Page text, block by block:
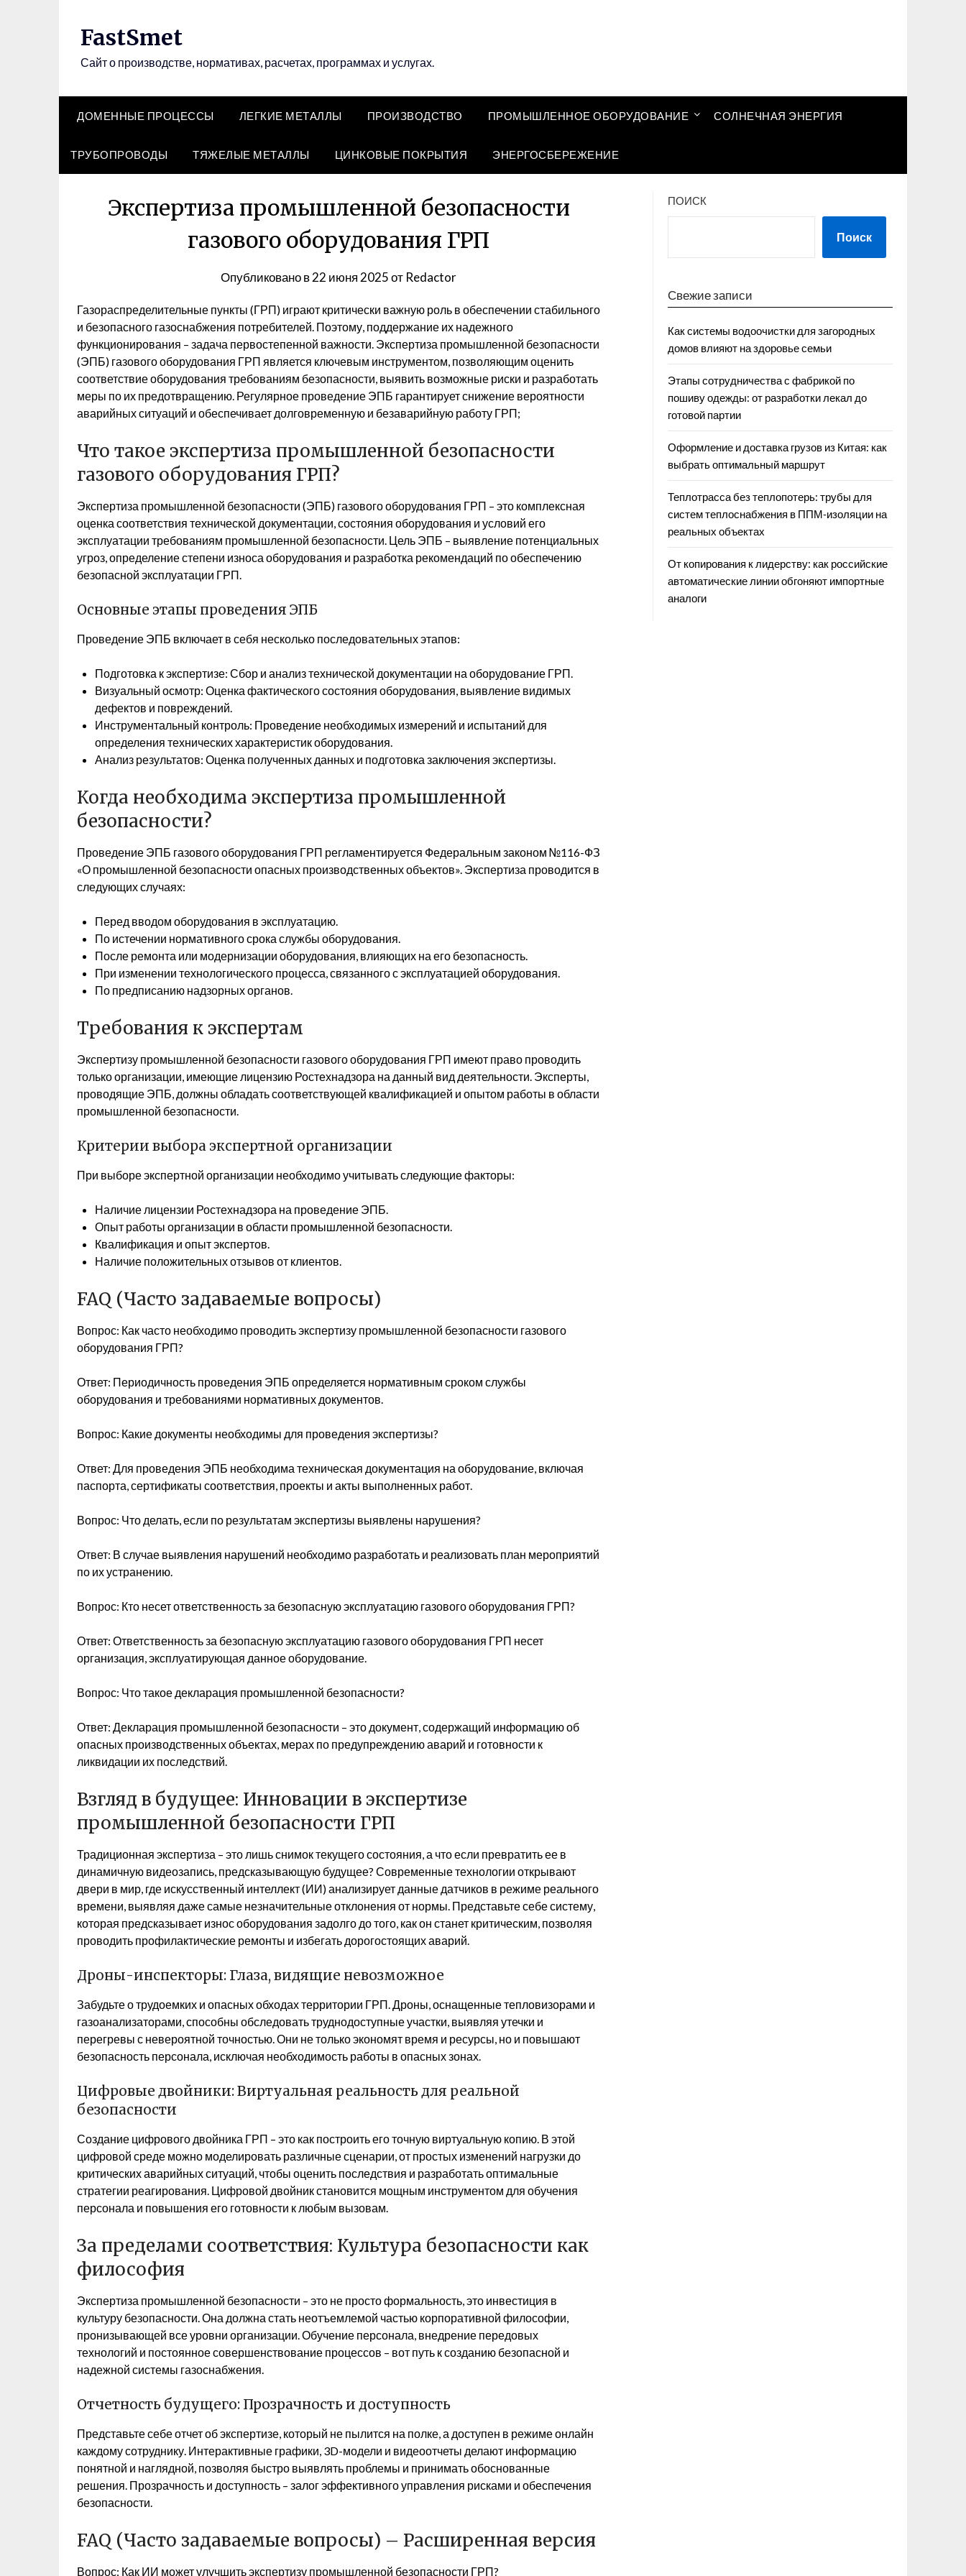
FastSmet
Сайт о производстве, нормативах, расчетах, программах и услугах.
ДОМЕННЫЕ ПРОЦЕССЫ ЛЕГКИЕ МЕТАЛЛЫ ПРОИЗВОДСТВО ПРОМЫШЛЕННОЕ ОБОРУДОВАНИЕ СОЛНЕЧНАЯ ЭНЕРГИЯ
ТРУБОПРОВОДЫ ТЯЖЕЛЫЕ МЕТАЛЛЫ ЦИНКОВЫЕ ПОКРЫТИЯ ЭНЕРГОСБЕРЕЖЕНИЕ
Экспертиза промышленной безопасности
газового оборудования ГРП
Опубликовано в22 июня 2025от Redactor
Газораспределительные пункты (ГРП) играют критически важную роль в обеспечении стабильного
и безопасного газоснабжения потребителей. Поэтому, поддержание их надежного
функционирования – задача первостепенной важности. Экспертиза промышленной безопасности
(ЭПБ) газового оборудования ГРП является ключевым инструментом, позволяющим оценить
соответствие оборудования требованиям безопасности, выявить возможные риски и разработать
меры по их предотвращению. Регулярное проведение ЭПБ гарантирует снижение вероятности
аварийных ситуаций и обеспечивает долговременную и безаварийную работу ГРП;
Что такое экспертиза промышленной безопасности
газового оборудования ГРП?
Экспертиза промышленной безопасности (ЭПБ) газового оборудования ГРП – это комплексная
оценка соответствия технической документации, состояния оборудования и условий его
эксплуатации требованиям промышленной безопасности. Цель ЭПБ – выявление потенциальных
угроз, определение степени износа оборудования и разработка рекомендаций по обеспечению
безопасной эксплуатации ГРП.
Основные этапы проведения ЭПБ
Проведение ЭПБ включает в себя несколько последовательных этапов:
Подготовка к экспертизе: Сбор и анализ технической документации на оборудование ГРП.
Визуальный осмотр: Оценка фактического состояния оборудования, выявление видимых
дефектов и повреждений.
Инструментальный контроль: Проведение необходимых измерений и испытаний для
определения технических характеристик оборудования.
Анализ результатов: Оценка полученных данных и подготовка заключения экспертизы.
Когда необходима экспертиза промышленной
безопасности?
Проведение ЭПБ газового оборудования ГРП регламентируется Федеральным законом №116-ФЗ
«О промышленной безопасности опасных производственных объектов». Экспертиза проводится в
следующих случаях:
Перед вводом оборудования в эксплуатацию.
По истечении нормативного срока службы оборудования.
После ремонта или модернизации оборудования, влияющих на его безопасность.
При изменении технологического процесса, связанного с эксплуатацией оборудования.
По предписанию надзорных органов.
Требования к экспертам
Экспертизу промышленной безопасности газового оборудования ГРП имеют право проводить
только организации, имеющие лицензию Ростехнадзора на данный вид деятельности. Эксперты,
проводящие ЭПБ, должны обладать соответствующей квалификацией и опытом работы в области
промышленной безопасности.
Критерии выбора экспертной организации
При выборе экспертной организации необходимо учитывать следующие факторы:
Наличие лицензии Ростехнадзора на проведение ЭПБ.
Опыт работы организации в области промышленной безопасности.
Квалификация и опыт экспертов.
Наличие положительных отзывов от клиентов.
FAQ (Часто задаваемые вопросы)
Вопрос: Как часто необходимо проводить экспертизу промышленной безопасности газового
оборудования ГРП?
Ответ: Периодичность проведения ЭПБ определяется нормативным сроком службы
оборудования и требованиями нормативных документов.
Вопрос: Какие документы необходимы для проведения экспертизы?
Ответ: Для проведения ЭПБ необходима техническая документация на оборудование, включая
паспорта, сертификаты соответствия, проекты и акты выполненных работ.
Вопрос: Что делать, если по результатам экспертизы выявлены нарушения?
Ответ: В случае выявления нарушений необходимо разработать и реализовать план мероприятий
по их устранению.
Вопрос: Кто несет ответственность за безопасную эксплуатацию газового оборудования ГРП?
Ответ: Ответственность за безопасную эксплуатацию газового оборудования ГРП несет
организация, эксплуатирующая данное оборудование.
Вопрос: Что такое декларация промышленной безопасности?
Ответ: Декларация промышленной безопасности – это документ, содержащий информацию об
опасных производственных объектах, мерах по предупреждению аварий и готовности к
ликвидации их последствий.
Взгляд в будущее: Инновации в экспертизе
промышленной безопасности ГРП
Традиционная экспертиза – это лишь снимок текущего состояния, а что если превратить ее в
динамичную видеозапись, предсказывающую будущее? Современные технологии открывают
двери в мир, где искусственный интеллект (ИИ) анализирует данные датчиков в режиме реального
времени, выявляя даже самые незначительные отклонения от нормы. Представьте себе систему,
которая предсказывает износ оборудования задолго до того, как он станет критическим, позволяя
проводить профилактические ремонты и избегать дорогостоящих аварий.
Дроны-инспекторы: Глаза, видящие невозможное
Забудьте о трудоемких и опасных обходах территории ГРП. Дроны, оснащенные тепловизорами и
газоанализаторами, способны обследовать труднодоступные участки, выявляя утечки и
перегревы с невероятной точностью. Они не только экономят время и ресурсы, но и повышают
безопасность персонала, исключая необходимость работы в опасных зонах.
Цифровые двойники: Виртуальная реальность для реальной
безопасности
Создание цифрового двойника ГРП – это как построить его точную виртуальную копию. В этой
цифровой среде можно моделировать различные сценарии, от простых изменений нагрузки до
критических аварийных ситуаций, чтобы оценить последствия и разработать оптимальные
стратегии реагирования. Цифровой двойник становится мощным инструментом для обучения
персонала и повышения его готовности к любым вызовам.
За пределами соответствия: Культура безопасности как
философия
Экспертиза промышленной безопасности – это не просто формальность, это инвестиция в
культуру безопасности. Она должна стать неотъемлемой частью корпоративной философии,
пронизывающей все уровни организации. Обучение персонала, внедрение передовых
технологий и постоянное совершенствование процессов – вот путь к созданию безопасной и
надежной системы газоснабжения.
Отчетность будущего: Прозрачность и доступность
Представьте себе отчет об экспертизе, который не пылится на полке, а доступен в режиме онлайн
каждому сотруднику. Интерактивные графики, 3D-модели и видеоотчеты делают информацию
понятной и наглядной, позволяя быстро выявлять проблемы и принимать обоснованные
решения. Прозрачность и доступность – залог эффективного управления рисками и обеспечения
безопасности.
FAQ (Часто задаваемые вопросы) – Расширенная версия
Вопрос: Как ИИ может улучшить экспертизу промышленной безопасности ГРП?
ПОИСК
Поиск
Свежие записи
Как системы водоочистки для загородных
домов влияют на здоровье семьи
Этапы сотрудничества с фабрикой по
пошиву одежды: от разработки лекал до
готовой партии
Оформление и доставка грузов из Китая: как
выбрать оптимальный маршрут
Теплотрасса без теплопотерь: трубы для
систем теплоснабжения в ППМ‑изоляции на
реальных объектах
От копирования к лидерству: как российские
автоматические линии обгоняют импортные
аналоги